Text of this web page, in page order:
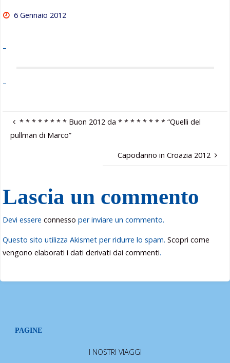
6 Gennaio 2012
–
–
* * * * * * * * Buon 2012 da * * * * * * * * “Quelli del
pullman di Marco”
Capodanno in Croazia 2012
Lascia un commento
Devi essereconnesso per inviare un commento.
Questo sito utilizza Akismet per ridurre lo spam.Scopri come
vengono elaborati i dati derivati dai commenti.
PAGINE
I NOSTRI VIAGGI